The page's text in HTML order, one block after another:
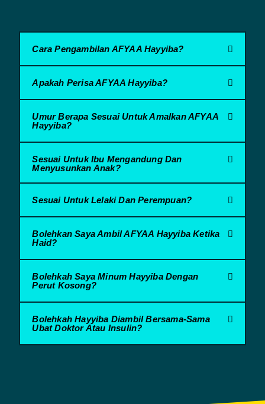
Cara Pengambilan AFYAA Hayyiba?
Apakah Perisa AFYAA Hayyiba?
Umur Berapa Sesuai Untuk Amalkan AFYAA
Hayyiba?
Sesuai Untuk Ibu Mengandung Dan
Menyusunkan Anak?
Sesuai Untuk Lelaki Dan Perempuan?
Bolehkan Saya Ambil AFYAA Hayyiba Ketika
Haid?
Bolehkah Saya Minum Hayyiba Dengan
Perut Kosong?
Bolehkah Hayyiba Diambil Bersama-Sama
Ubat Doktor Atau Insulin?